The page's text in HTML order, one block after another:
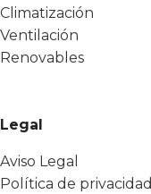
Climatización
Ventilación
Renovables
Legal
Aviso Legal
Política de privacidad